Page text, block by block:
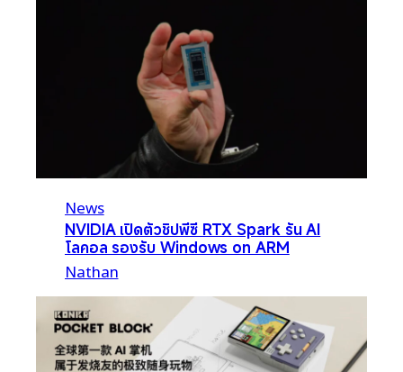
News
NVIDIA เปิดตัวชิปพีซี RTX Spark รัน AI
โลคอล รองรับ Windows on ARM
Nathan